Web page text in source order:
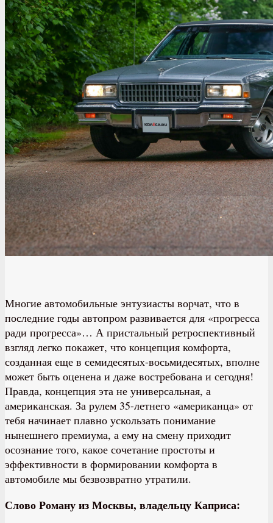
Многие автомобильные энтузиасты ворчат, что в
последние годы автопром развивается для «прогресса
ради прогресса»… А пристальный ретроспективный
взгляд легко покажет, что концепция комфорта,
созданная еще в семидесятых-восьмидесятых, вполне
может быть оценена и даже востребована и сегодня!
Правда, концепция эта не универсальная, а
американская. За рулем 35-летнего «американца» от
тебя начинает плавно ускользать понимание
нынешнего премиума, а ему на смену приходит
осознание того, какое сочетание простоты и
эффективности в формировании комфорта в
автомобиле мы безвозвратно утратили.
Слово Роману из Москвы, владельцу Каприса: